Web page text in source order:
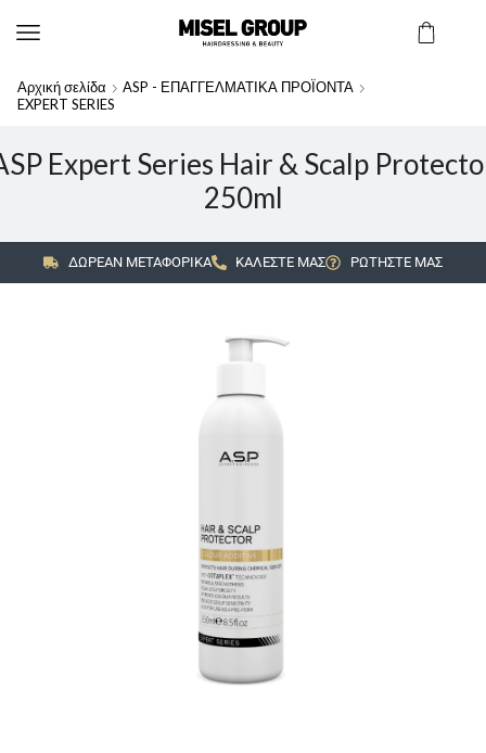
Αρχική σελίδα
ASP - ΕΠΑΓΓΕΛΜΑΤΙΚΑ ΠΡΟΪΟΝΤΑ
EXPERT SERIES
Expert Series Hair & Scalp
250ml
ΔΩΡΕΑΝ ΜΕΤΑΦΟΡΙΚΑ ΚΑΛΕΣΤΕ ΜΑΣ ΡΩΤΗΣΤΕ ΜΑΣ